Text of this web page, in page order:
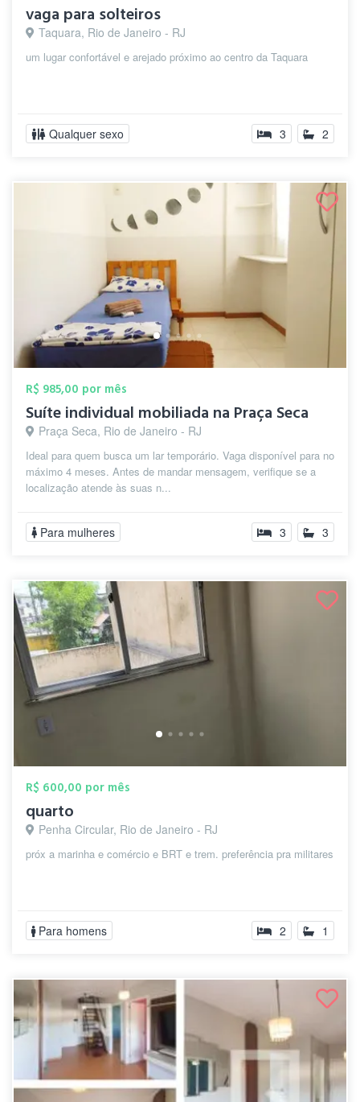
vaga para solteiros
Taquara, Rio de Janeiro - RJ
um lugar confortável e arejado próximo ao centro da Taquara
Qualquer sexo 3 2
R$ 985,00 por mês
Suíte individual mobiliada na Praça Seca
Praça Seca, Rio de Janeiro - RJ
Ideal para quem busca um lar temporário. Vaga disponível para no
máximo 4 meses. Antes de mandar mensagem, verifique se a
localização atende às suas n...
Para mulheres 3 3
R$ 600,00 por mês
quarto
Penha Circular, Rio de Janeiro - RJ
próx a marinha e comércio e BRT e trem. preferência pra militares
Para homens 2 1